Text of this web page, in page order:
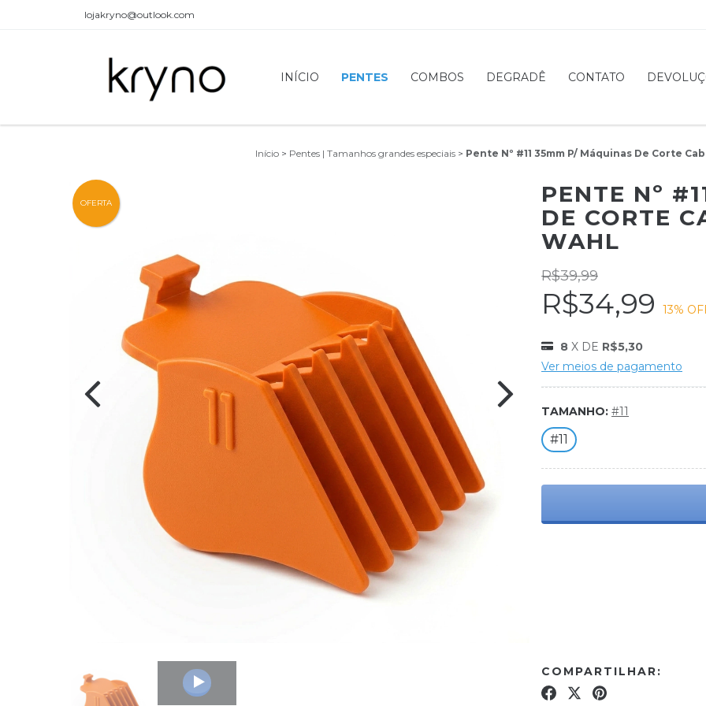
lojakryno@outlook.com
INÍCIO PENTES COMBOS DEGRADÊ CONTATO
Início > Pentes | Tamanhos grandes especiais > Pente Nº #11 35mm P/ Máquinas De Corte
OFERTA
PENTE Nº
DE CORTE
WAHL
R$39,99
R$34,99 13%
8 X DE R$5,30
Ver meios de pagamento
TAMANHO: #11
#11
COMPARTILHAR: